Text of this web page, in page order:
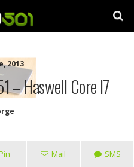
2013
– Haswell Core I7
Mail SMS